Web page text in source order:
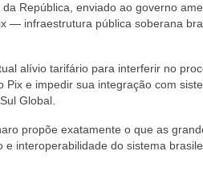
República, enviado ao governo
— infraestrutura pública soberana
alívio tarifário para interferir no
e impedir sua integração com
Global.
propõe exatamente o que as
interoperabilidade do sistema